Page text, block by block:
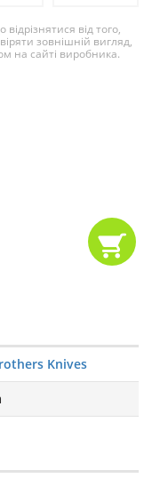
від того,
зовнішній вигляд,
на сайті виробника.
Knives